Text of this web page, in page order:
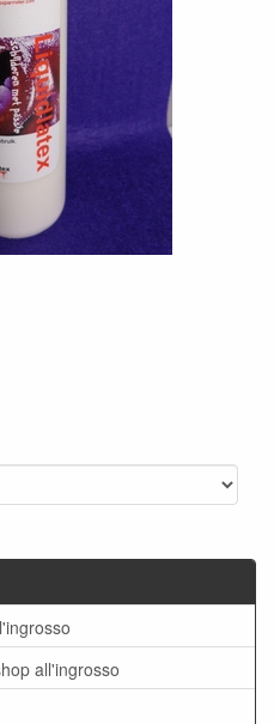
all'ingrosso